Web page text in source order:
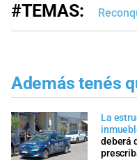
#TEMAS:
Además tenés
La
deberá